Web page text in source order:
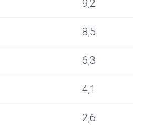
9,2
8,5
6,3
4,1
2,6